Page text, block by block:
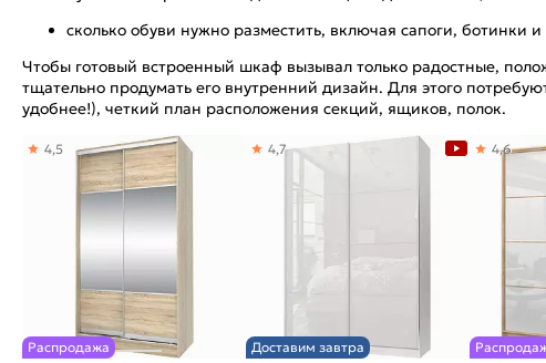
сколько обуви нужно разместить, включая сапоги, ботинки
Чтобы готовый встроенный шкаф вызывал только радостные,
тщательно продумать его внутренний дизайн. Для этого
удобнее!), четкий план расположения секций, ящиков, полок.
Распродажа
4,5
Доставим завтра
4,7 4,6